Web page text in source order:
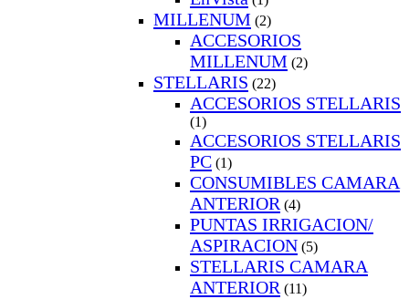
MILLENUM (2)
ACCESORIOS
MILLENUM (2)
STELLARIS (22)
ACCESORIOS STELLARIS
(1)
ACCESORIOS STELLARIS
PC (1)
CONSUMIBLES CAMARA
ANTERIOR (4)
PUNTAS IRRIGACION/
ASPIRACION (5)
STELLARIS CAMARA
ANTERIOR (11)